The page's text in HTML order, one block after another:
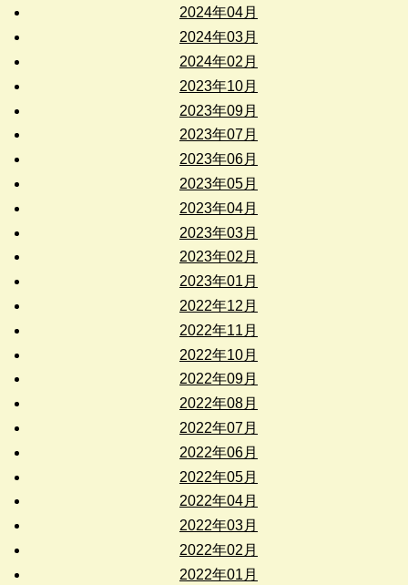
2024年04月
2024年03月
2024年02月
2023年10月
2023年09月
2023年07月
2023年06月
2023年05月
2023年04月
2023年03月
2023年02月
2023年01月
2022年12月
2022年11月
2022年10月
2022年09月
2022年08月
2022年07月
2022年06月
2022年05月
2022年04月
2022年03月
2022年02月
2022年01月